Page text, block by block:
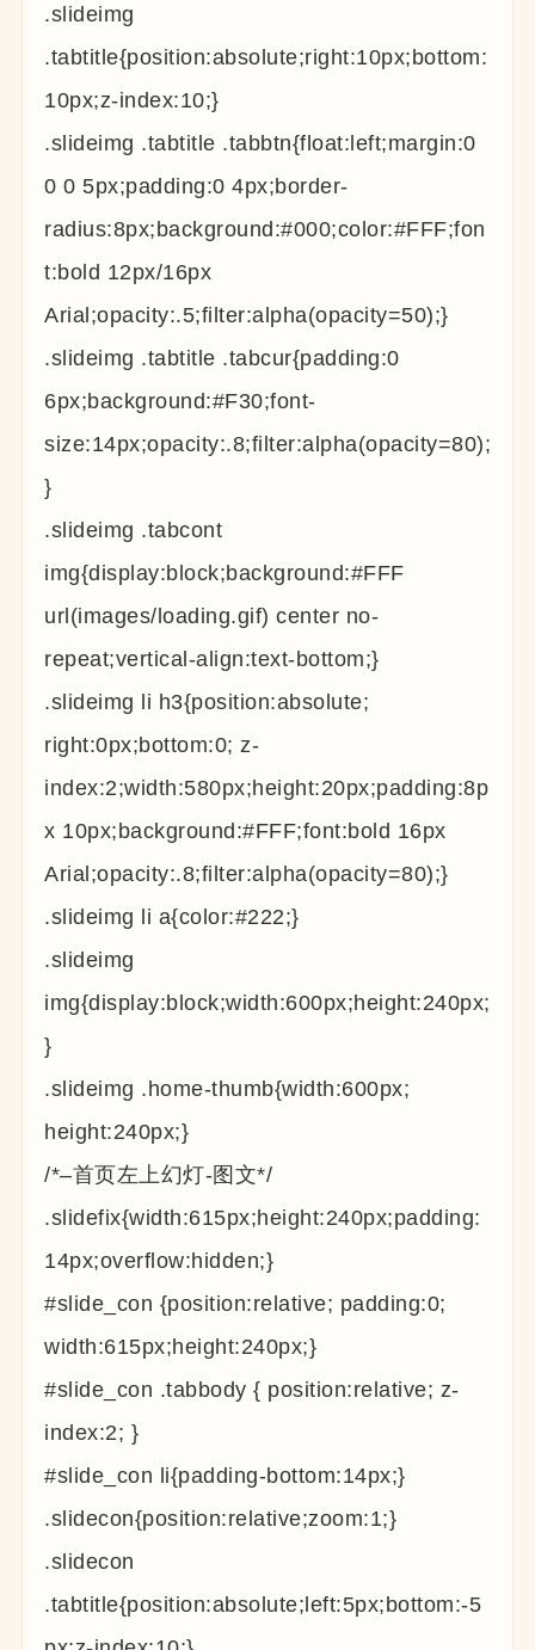
.slideimg
.tabtitle{position:absolute;right:10px;bottom:
10px;z-index:10;}
.slideimg .tabtitle .tabbtn{float:left;margin:0
0 0 5px;padding:0 4px;border-
radius:8px;background:#000;color:#FFF;fon
t:bold 12px/16px
Arial;opacity:.5;filter:alpha(opacity=50);}
.slideimg .tabtitle .tabcur{padding:0
6px;background:#F30;font-
size:14px;opacity:.8;filter:alpha(opacity=80);
}
.slideimg .tabcont
img{display:block;background:#FFF
url(images/loading.gif) center no-
repeat;vertical-align:text-bottom;}
.slideimg li h3{position:absolute;
right:0px;bottom:0; z-
index:2;width:580px;height:20px;padding:8p
x 10px;background:#FFF;font:bold 16px
Arial;opacity:.8;filter:alpha(opacity=80);}
.slideimg li a{color:#222;}
.slideimg
img{display:block;width:600px;height:240px;
}
.slideimg .home-thumb{width:600px;
height:240px;}
/*–首页左上幻灯-图文*/
.slidefix{width:615px;height:240px;padding:
14px;overflow:hidden;}
#slide_con {position:relative; padding:0;
width:615px;height:240px;}
#slide_con .tabbody { position:relative; z-
index:2; }
#slide_con li{padding-bottom:14px;}
.slidecon{position:relative;zoom:1;}
.slidecon
.tabtitle{position:absolute;left:5px;bottom:-5